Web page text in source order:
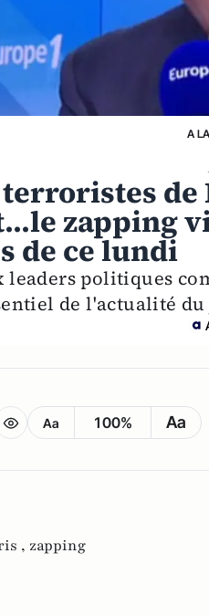
A
de
zapping
de ce lundi
leaders politiques
de l'actualité
Aa 100% Aa
, zapping